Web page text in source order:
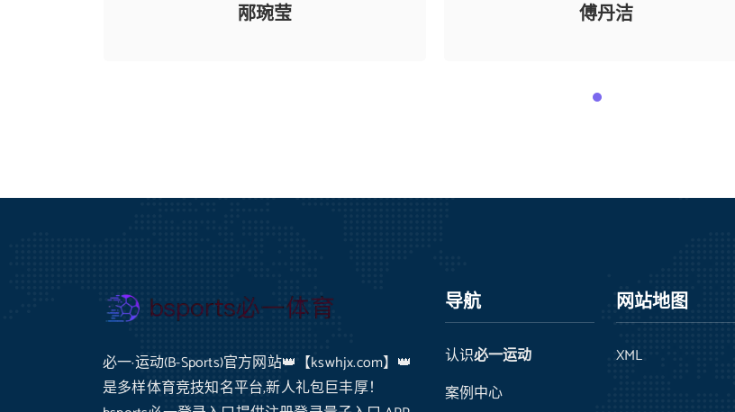
邴琬莹 傅丹洁
必一·运动(B-Sports)官方网站👑【kswhjx.com】👑
是多样体育竞技知名平台,新人礼包巨丰厚！
导航
认识必一运动
案例中心
网站地图
XML